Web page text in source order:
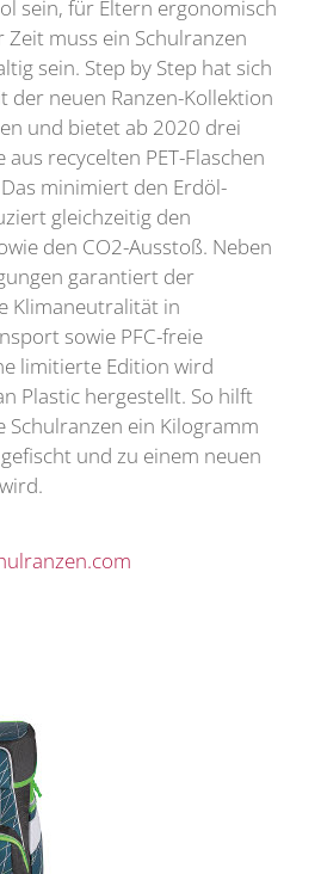
sein, für Eltern ergonomisch
muss ein Schulranzen
sein. Step by Step hat sich
der neuen Ranzen-Kollektion
und bietet ab 2020 drei
recycelten PET-Flaschen
minimiert den Erdöl-
gleichzeitig den
den CO2-Ausstoß. Neben
garantiert der
Klimaneutralität in
sowie PFC-freie
limitierte Edition wird
Plastic hergestellt. So hilft
Schulranzen ein Kilogramm
und zu einem neuen